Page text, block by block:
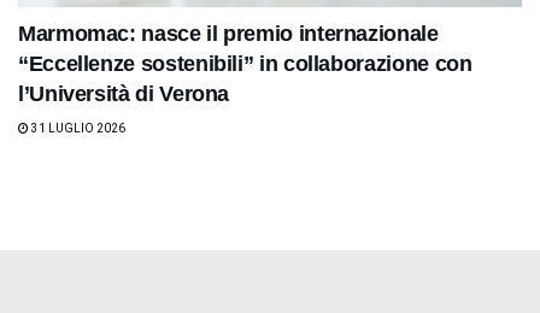
Marmomac: nasce il premio internazionale
“Eccellenze sostenibili” in collaborazione con
l’Università di Verona
31 LUGLIO 2026